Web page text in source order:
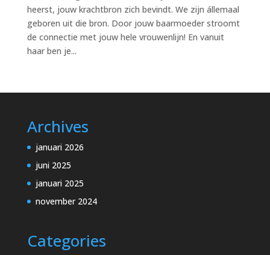
heerst, jouw krachtbron zich bevindt. We zijn állemaal
geboren uit die bron. Door jouw baarmoeder stroomt
de connectie met jouw hele vrouwenlijn! En vanuit
haar ben je...
Archives
januari 2026
juni 2025
januari 2025
november 2024
Categories